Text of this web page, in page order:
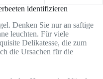
identifizieren
Denken Sie nur an saftige
leuchten. Für viele
Delikatesse, die zum
die Ursachen für die